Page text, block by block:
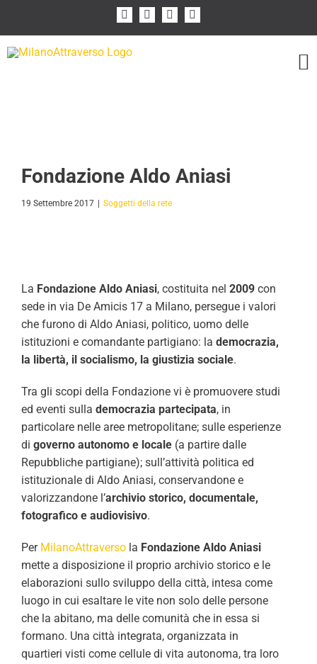
contenuto
FacebookInstagram
Flickr
Fondazione Aldo Aniasi
19 Settembre 2017 Soggetti della rete
La Fondazione Aldo Aniasi, costituita nel 2009 con
sede in via De Amicis 17 a Milano, persegue i valori
che furono di Aldo Aniasi, politico, uomo delle
istituzioni e comandante partigiano: la democrazia,
la libertà, il socialismo, la giustizia sociale.
Tra gli scopi della Fondazione vi è promuovere studi
ed eventi sulla democrazia partecipata, in
particolare nelle aree metropolitane; sulle esperienze
di governo autonomo e locale (a partire dalle
Repubbliche partigiane); sull’attività politica ed
istituzionale di Aldo Aniasi, conservandone e
valorizzandone l’archivio storico, documentale,
fotografico e audiovisivo.
Per MilanoAttraverso la Fondazione Aldo Aniasi
mette a disposizione il proprio archivio storico e le
elaborazioni sullo sviluppo della città, intesa come
luogo in cui esaltare le vite non solo delle persone
che la abitano, ma delle comunità che in essa si
formano. Una città integrata, organizzata in
quartieri visti come cellule di vita autonoma, tra loro